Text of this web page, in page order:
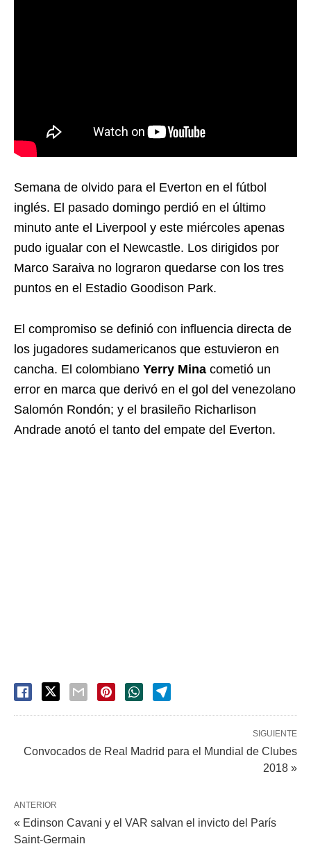
Semana de olvido para el Everton en el fútbol
inglés. El pasado domingo perdió en el último
minuto ante el Liverpool y este miércoles apenas
pudo igualar con el Newcastle. Los dirigidos por
Marco Saraiva no lograron quedarse con los tres
puntos en el Estadio Goodison Park.
El compromiso se definió con influencia directa de
los jugadores sudamericanos que estuvieron en
cancha. El colombiano Yerry Mina cometió un
error en marca que derivó en el gol del venezolano
Salomón Rondón; y el brasileño Richarlison
Andrade anotó el tanto del empate del Everton.
SIGUIENTE
Convocados de Real Madrid para el Mundial de Clubes
2018 »
ANTERIOR
« Edinson Cavani y el VAR salvan el invicto del París
Saint-Germain